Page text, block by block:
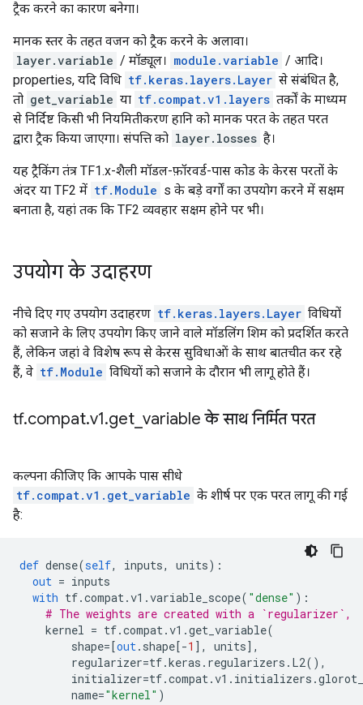
ट्रैक करने का कारण बनेगा।
मानक स्तर के तहत वजन को ट्रैक करने के अलावा।
layer.variable / मॉड्यूल। module.variable / आदि।
properties, यदि विधि tf.keras.layers.Layer से संबंधित है,
तो get_variable या tf.compat.v1.layers तर्कों के माध्यम
से निर्दिष्ट किसी भी नियमितीकरण हानि को मानक परत के तहत परत
द्वारा ट्रैक किया जाएगा। संपत्ति को layer.losses है।
यह ट्रैकिंग तंत्र TF1.x-शैली मॉडल-फ़ॉरवर्ड-पास कोड के केरस परतों के
अंदर या TF2 में tf.Module s के बड़े वर्गों का उपयोग करने में सक्षम
बनाता है, यहां तक ​​कि TF2 व्यवहार सक्षम होने पर भी।
उपयोग के उदाहरण
नीचे दिए गए उपयोग उदाहरण tf.keras.layers.Layer विधियों
को सजाने के लिए उपयोग किए जाने वाले मॉडलिंग शिम को प्रदर्शित करते
हैं, लेकिन जहां वे विशेष रूप से केरस सुविधाओं के साथ बातचीत कर रहे
हैं, वे tf.Module विधियों को सजाने के दौरान भी लागू होते हैं।
tf.compat.v1.get variable के साथ निर्मित परत
कल्पना कीजिए कि आपके पास सीधे
tf.compat.v1.get_variable के शीर्ष पर एक परत लागू की गई
है:
def dense(self, inputs, units):
out = inputs
with tf.compat.v1 .variable_scope( "dense" ):
# The weights are created with a `regularizer`,
kernel = tf.compat.v1 .get_variable(
shape=[out. shape[-1 ], units],
regularizer=tf.keras . regularizers . L2(),
initializer=tf.compat.v1 . initializers .
name="kernel" )